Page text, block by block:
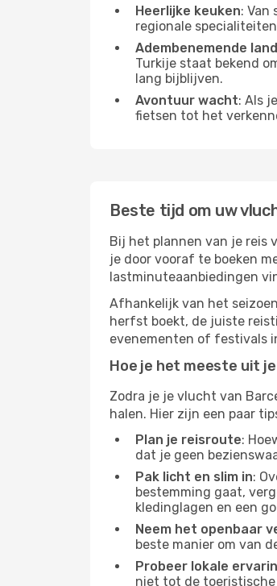
Heerlijke keuken: Van
regionale
Adembenemende
Turkije staat bekend
lang bijblijven.
Avontuur wacht: Als
fietsen tot het
Beste tijd om uw
Bij het plannen van je reis
je door vooraf te boeken
lastminuteaanbiedingen
Afhankelijk van het
herfst boekt, de juiste
evenementen of festivals
Hoe je het meeste uit
Zodra je je vlucht van
halen. Hier zijn een paar
Plan je reisroute:
dat je geen
Pak licht en slim in:
bestemming gaat,
kledinglagen en een
Neem het openbaar
beste manier om van
Probeer lokale
niet tot de toeristische